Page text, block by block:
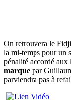
On retrouvera le
la mi-temps pour un
pénalité accordé
marque par
parviendra pas à